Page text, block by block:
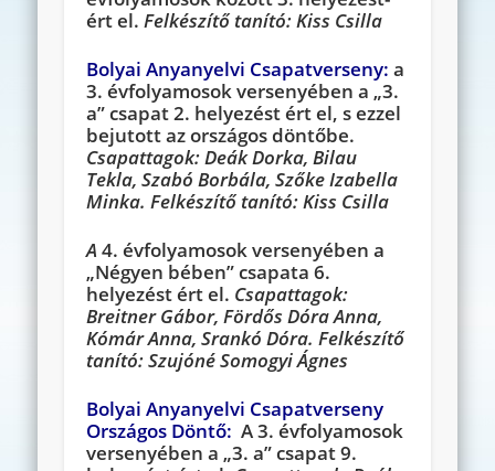
ért el.Felkészítő tanító: Kiss Csilla
Bolyai Anyanyelvi Csapatverseny:a
3. évfolyamosok versenyében a „3.
a” csapat 2. helyezést ért el, s ezzel
bejutott az országos döntőbe.
Csapattagok: Deák Dorka, Bilau
Tekla, Szabó Borbála, Szőke Izabella
Minka. Felkészítő tanító: Kiss Csilla
A 4. évfolyamosok versenyében a
„Négyen bében” csapata 6.
helyezést ért el. Csapattagok:
Breitner Gábor, Fördős Dóra Anna,
Kómár Anna, Srankó Dóra. Felkészítő
tanító: Szujóné Somogyi Ágnes
Bolyai Anyanyelvi Csapatverseny
Országos Döntő: A 3. évfolyamosok
versenyében a „3. a” csapat 9.